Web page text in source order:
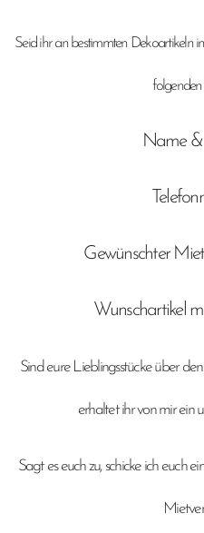
Seid ihr an bestimmten Dekoartikeln
Name
Gewünschter
Wunschartikel
​Sind eure Lieblingsstücke über
erhaltet ihr von mir ein
Sagt es euch zu, schicke ich euch